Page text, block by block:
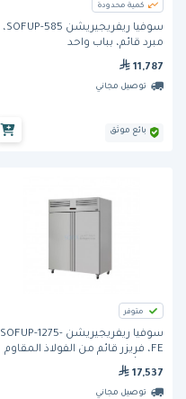
كمية محدودة
سوفيا ريفريجيريشن SOFUP-585،
مبرد قائم، بباب واحد
11,787
توصيل مجاني
بائع موثق
متوفر
سوفيا ريفريجيريشن SOFUP-1275-
FE، فريزر قائم من الفولاذ المقاوم
للصدأ، ببابين
17,537
توصيل مجاني